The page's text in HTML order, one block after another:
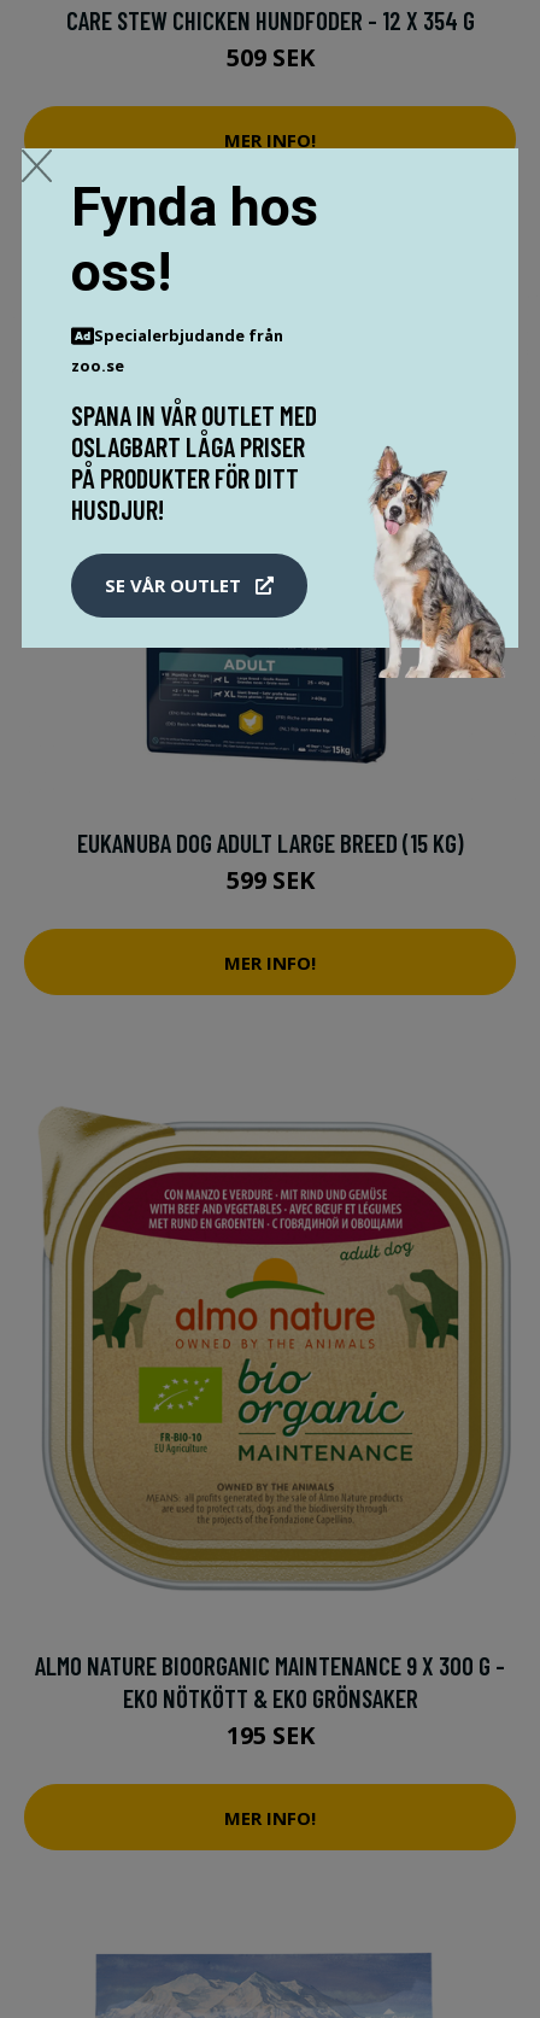
CARE STEW CHICKEN HUNDFODER - 12 X 354 G
509 SEK
MER INFO!
EUKANUBA DOG ADULT LARGE BREED (15 KG)
599 SEK
MER INFO!
ALMO NATURE BIOORGANIC MAINTENANCE 9 X 300 G -
EKO NÖTKÖTT & EKO GRÖNSAKER
195 SEK
MER INFO!
Fynda hos
oss!
Specialerbjudande från
zoo.se
SPANA IN VÅR OUTLET MED
OSLAGBART LÅGA PRISER
PÅ PRODUKTER FÖR DITT
HUSDJUR!
SE VÅR OUTLET